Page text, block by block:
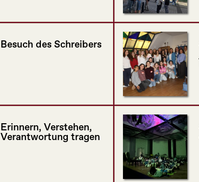
Besuch des Schreibers
Erinnern, Verstehen,
Verantwortung tragen